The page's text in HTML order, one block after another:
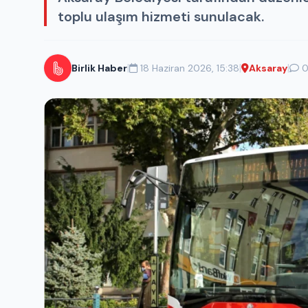
toplu ulaşım hizmeti sunulacak.
Birlik Haber| 18 Haziran 2026, 15:38| Aksaray| 0